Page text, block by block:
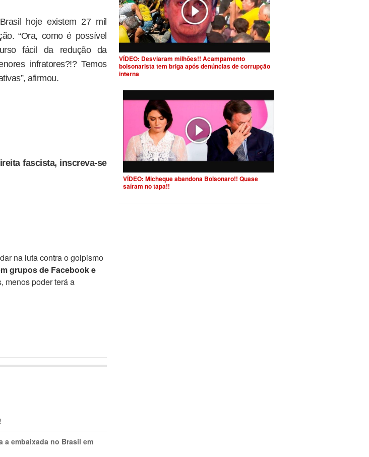
hoje existem 27 mil
“Ora, como é possível
fácil da redução da
infratores?!? Temos
afirmou.
fascista, inscreva-se
na luta contra o golpismo
grupos de Facebook e
menos poder terá a
a embaixada no Brasil em
VÍDEO: Desviaram milhões!! Acampamento
bolsonarista tem briga após denúncias de corrupção
interna
VÍDEO: Micheque abandona Bolsonaro!! Quase
saíram no tapa!!